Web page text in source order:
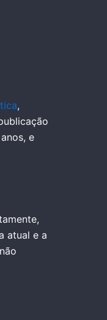
,
e
atual e a